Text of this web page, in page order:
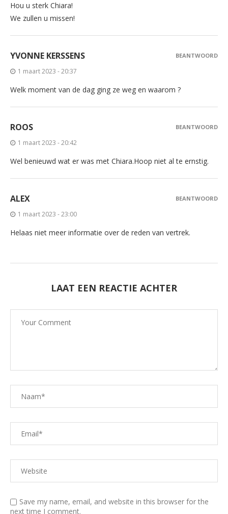
Hou u sterk Chiara!
We zullen u missen!
YVONNE KERSSENS
1 maart 2023 - 20:37
Welk moment van de dag ging ze weg en waarom ?
BEANTWOORD
ROOS
1 maart 2023 - 20:42
Wel benieuwd wat er was met Chiara.Hoop niet al te ernstig.
BEANTWOORD
ALEX
1 maart 2023 - 23:00
Helaas niet meer informatie over de reden van vertrek.
BEANTWOORD
LAAT EEN REACTIE ACHTER
Save my name, email, and website in this browser for the
next time I comment.